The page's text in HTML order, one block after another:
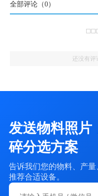
全部评论（0）
还没有评
发送物料照片
碎分选方案
告诉我们您的物料、产
推荐合适设备。